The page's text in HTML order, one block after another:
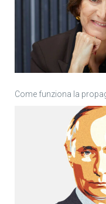
Come funziona la